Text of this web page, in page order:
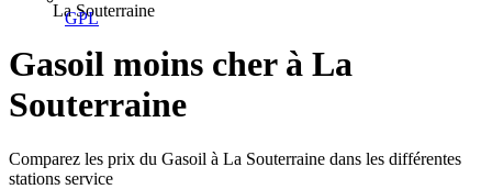
GPL
La Souterraine
Gasoil moins cher à La
Souterraine
Comparez les prix du Gasoil à La Souterraine dans les différentes
stations service